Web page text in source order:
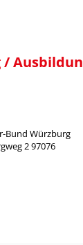
/
Bund Würzburg
2 97076